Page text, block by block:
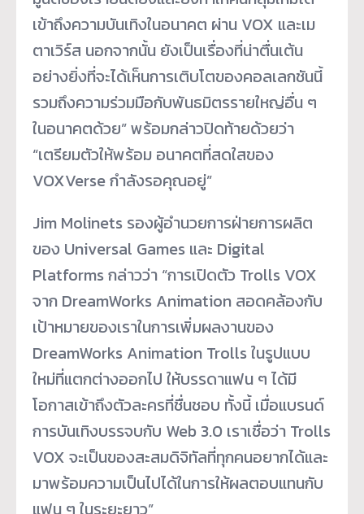
เข้าถึงความบันเทิงในอนาคต ผ่าน VOX และเม
ตาเวิร์ส นอกจากนั้น ยังเป็นเรื่องที่น่าตื่นเต้น
อย่างยิ่งที่จะได้เห็นการเติบโตของคอลเลกชันนี้
รวมถึงความร่วมมือกับพันธมิตรรายใหญ่อื่น ๆ
ในอนาคตด้วย” พร้อมกล่าวปิดท้ายด้วยว่า
“เตรียมตัวให้พร้อม อนาคตที่สดใสของ
VOXVerse กำลังรอคุณอยู่”
Jim Molinets รองผู้อำนวยการฝ่ายการผลิต
ของ Universal Games และ Digital
Platforms กล่าวว่า “การเปิดตัว Trolls VOX
จาก DreamWorks Animation สอดคล้องกับ
เป้าหมายของเราในการเพิ่มผลงานของ
DreamWorks Animation Trolls ในรูปแบบ
ใหม่ที่แตกต่างออกไป ให้บรรดาแฟน ๆ ได้มี
โอกาสเข้าถึงตัวละครที่ชื่นชอบ ทั้งนี้ เมื่อแบรนด์
การบันเทิงบรรจบกับ Web 3.0 เราเชื่อว่า Trolls
VOX จะเป็นของสะสมดิจิทัลที่ทุกคนอยากได้และ
มาพร้อมความเป็นไปได้ในการให้ผลตอบแทนกับ
แฟน ๆ ในระยะยาว”